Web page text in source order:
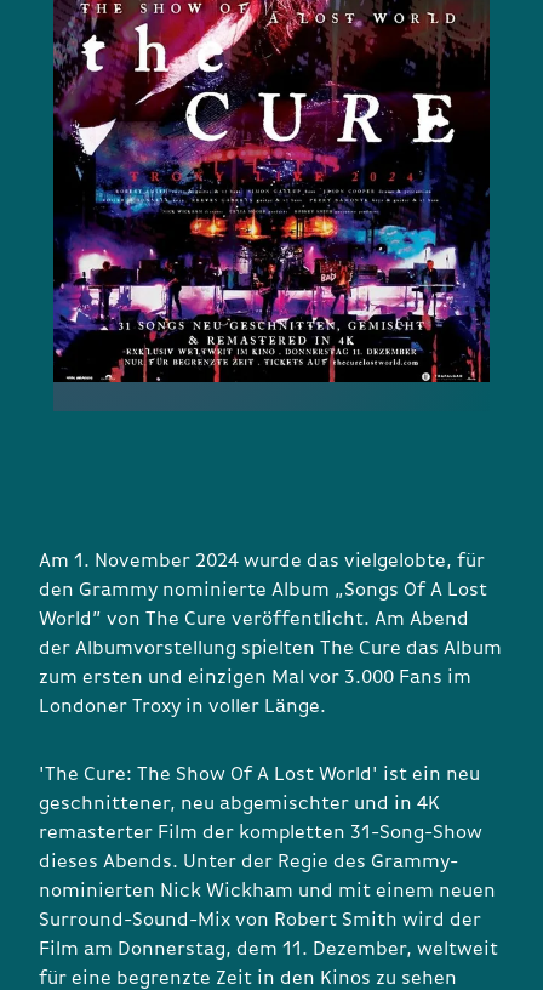
Am 1. November 2024 wurde das vielgelobte, für
den Grammy nominierte Album „Songs Of A Lost
World” von The Cure veröffentlicht. Am Abend
der Albumvorstellung spielten The Cure das Album
zum ersten und einzigen Mal vor 3.000 Fans im
Londoner Troxy in voller Länge.
'The Cure: The Show Of A Lost World' ist ein neu
geschnittener, neu abgemischter und in 4K
remasterter Film der kompletten 31-Song-Show
dieses Abends. Unter der Regie des Grammy-
nominierten Nick Wickham und mit einem neuen
Surround-Sound-Mix von Robert Smith wird der
Film am Donnerstag, dem 11. Dezember, weltweit
für eine begrenzte Zeit in den Kinos zu sehen